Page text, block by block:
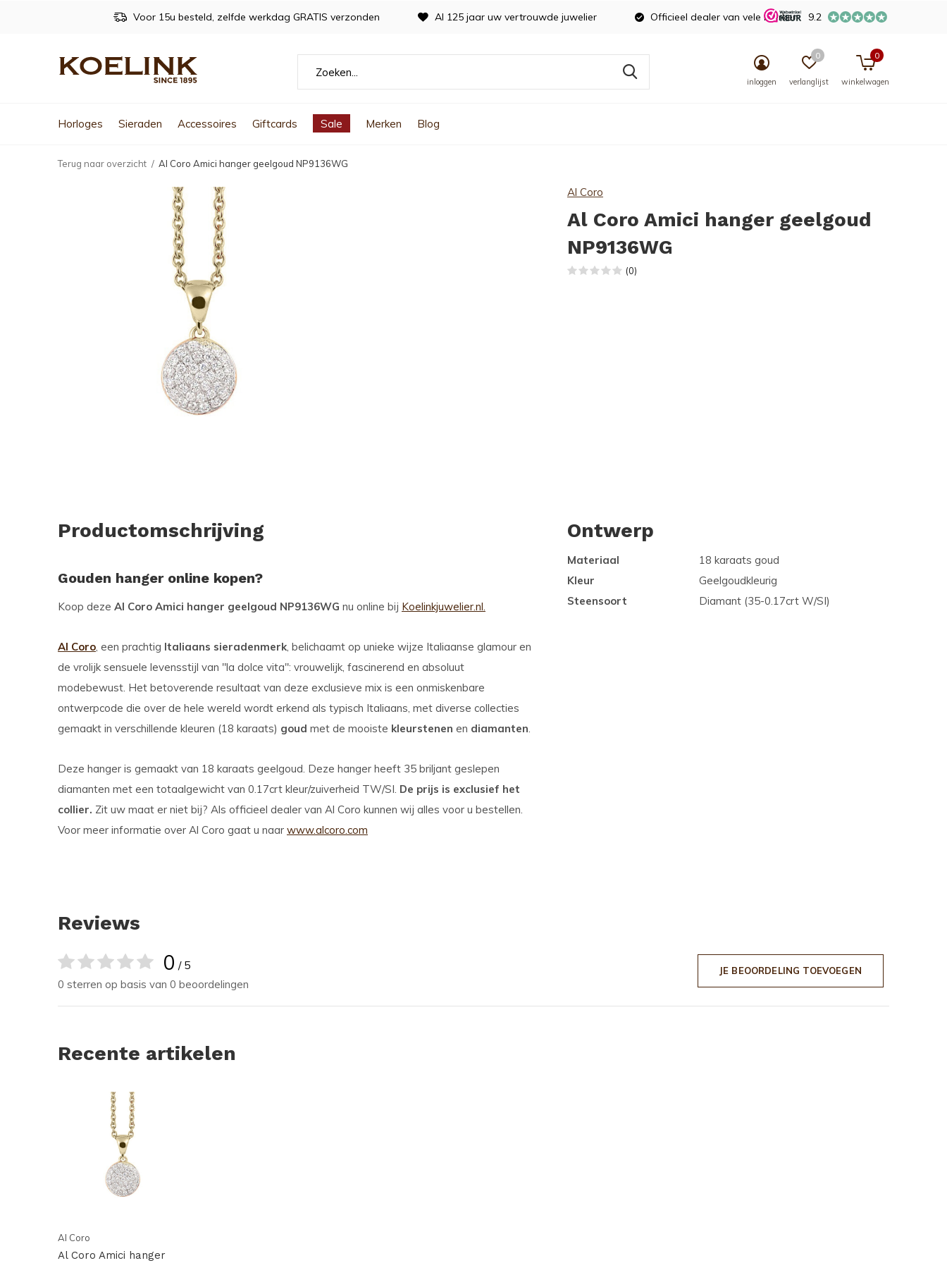
Horloges Sieraden Accessoires Giftcards Sale Merken Blog
inloggen verlanglijst
0
winkelwagen
0
Voor 15u besteld, zelfde werkdag GRATIS verzonden Al 125 jaar uw vertrouwde juwelier Officieel dealer van vele merken 9.2
Terug naar overzicht Al Coro Amici hanger geelgoud NP9136WG
Al Coro
Al Coro Amici hanger geelgoud
NP9136WG
(0)
Productomschrijving
Gouden hanger online kopen?
Koop deze Al Coro Amici hanger geelgoud NP9136WG nu online bij Koelinkjuwelier.nl.
Al Coro, een prachtig Italiaans sieradenmerk, belichaamt op unieke wijze Italiaanse glamour en
de vrolijk sensuele levensstijl van "la dolce vita": vrouwelijk, fascinerend en absoluut
modebewust. Het betoverende resultaat van deze exclusieve mix is ​​een onmiskenbare
ontwerpcode die over de hele wereld wordt erkend als typisch Italiaans, met diverse collecties
gemaakt in verschillende kleuren (18 karaats) goud met de mooiste kleurstenen en diamanten.
Deze hanger is gemaakt van 18 karaats geelgoud. Deze hanger heeft 35 briljant geslepen
diamanten met een totaalgewicht van 0.17crt kleur/zuiverheid TW/SI. De prijs is exclusief het
collier. Zit uw maat er niet bij? Als officieel dealer van Al Coro kunnen wij alles voor u bestellen.
Voor meer informatie over Al Coro gaat u naar www.alcoro.com
Ontwerp
Materiaal
18 karaats goud
Kleur
Geelgoudkleurig
Steensoort
Diamant (35-0.17crt W/SI)
Reviews
0 / 5
0 sterren op basis van 0 beoordelingen
JE BEOORDELING TOEVOEGEN
Recente artikelen
Al Coro
Al Coro Amici hanger